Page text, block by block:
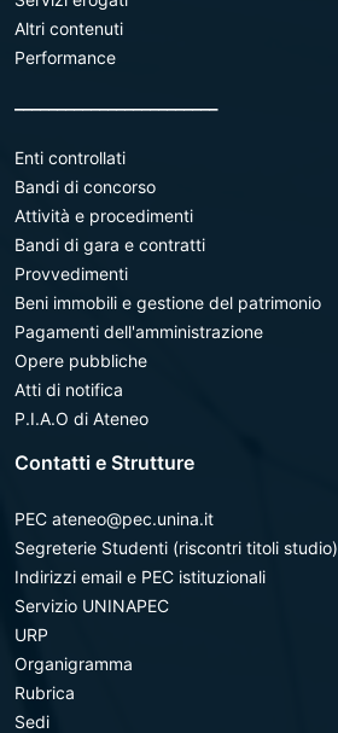
Altri contenuti
Performance
Enti controllati
Bandi di concorso
Attività e procedimenti
Bandi di gara e contratti
Provvedimenti
Beni immobili e gestione del patrimonio
Pagamenti dell'amministrazione
Opere pubbliche
Atti di notifica
P.I.A.O di Ateneo
Contatti e Strutture
PEC ateneo@pec.unina.it
Segreterie Studenti (riscontri titoli studio)
Indirizzi email e PEC istituzionali
Servizio UNINAPEC
URP
Organigramma
Rubrica
Sedi